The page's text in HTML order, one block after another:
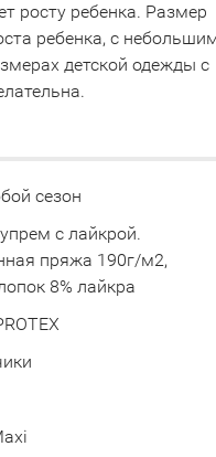
росту ребенка. Размер
ребенка, с
детской одежды с
сезон
с лайкрой.
пряжа 190г/м2,
8% лайкра